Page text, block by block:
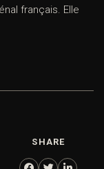
français. Elle
SHARE